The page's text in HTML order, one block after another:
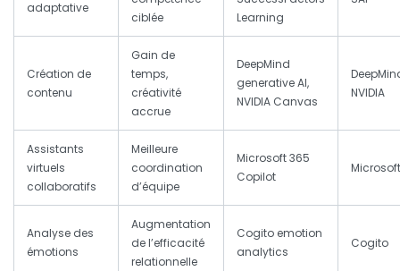
adaptative
ciblée
Learning
Création de
contenu
Gain de
temps,
créativité
accrue
DeepMind
generative AI,
NVIDIA Canvas
NVIDIA
Assistants
virtuels
collaboratifs
Meilleure
coordination
d’équipe
Microsoft 365
Copilot
Microsoft
Analyse des
émotions
Augmentation
de l’efficacité
relationnelle
Cogito emotion
analytics
Cogito